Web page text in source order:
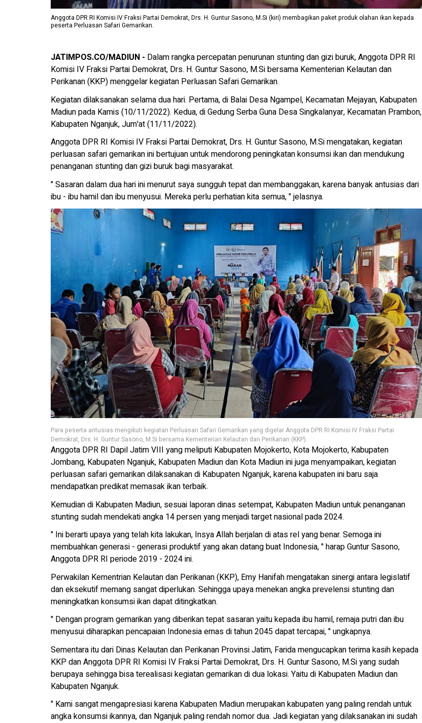
Anggota DPR RI Komisi IV Fraksi Partai Demokrat, Drs. H. Guntur Sasono, M.Si (kiri) membagikan paket produk olahan ikan kepada
peserta Perluasan Safari Gemarikan.
JATIMPOS.CO/MADIUN - Dalam rangka percepatan penurunan stunting dan gizi buruk, Anggota DPR RI
Komisi IV Fraksi Partai Demokrat, Drs. H. Guntur Sasono, M.Si bersama Kementerian Kelautan dan
Perikanan (KKP) menggelar kegiatan Perluasan Safari Gemarikan.
Kegiatan dilaksanakan selama dua hari. Pertama, di Balai Desa Ngampel, Kecamatan Mejayan, Kabupaten
Madiun pada Kamis (10/11/2022). Kedua, di Gedung Serba Guna Desa Singkalanyar, Kecamatan Prambon,
Kabupaten Nganjuk, Jum'at (11/11/2022).
Anggota DPR RI Komisi IV Fraksi Partai Demokrat, Drs. H. Guntur Sasono, M.Si mengatakan, kegiatan
perluasan safari gemarikan ini bertujuan untuk mendorong peningkatan konsumsi ikan dan mendukung
penanganan stunting dan gizi buruk bagi masyarakat.
" Sasaran dalam dua hari ini menurut saya sungguh tepat dan membanggakan, karena banyak antusias dari
ibu - ibu hamil dan ibu menyusui. Mereka perlu perhatian kita semua, " jelasnya.
Para peserta antusias mengikuti kegiatan Perluasan Safari Gemarikan yang digelar Anggota DPR RI Komisi IV Fraksi Partai
Demokrat, Drs. H. Guntur Sasono, M.Si bersama Kementerian Kelautan dan Perikanan (KKP).
Anggota DPR RI Dapil Jatim VIII yang meliputi Kabupaten Mojokerto, Kota Mojokerto, Kabupaten
Jombang, Kabupaten Nganjuk, Kabupaten Madiun dan Kota Madiun ini juga menyampaikan, kegiatan
perluasan safari gemarikan dilaksanakan di Kabupaten Nganjuk, karena kabupaten ini baru saja
mendapatkan predikat memasak ikan terbaik.
Kemudian di Kabupaten Madiun, sesuai laporan dinas setempat, Kabupaten Madiun untuk penanganan
stunting sudah mendekati angka 14 persen yang menjadi target nasional pada 2024.
" Ini berarti upaya yang telah kita lakukan, Insya Allah berjalan di atas rel yang benar. Semoga ini
membuahkan generasi - generasi produktif yang akan datang buat Indonesia, " harap Guntur Sasono,
Anggota DPR RI periode 2019 - 2024 ini.
Perwakilan Kementrian Kelautan dan Perikanan (KKP), Emy Hanifah mengatakan sinergi antara legislatif
dan eksekutif memang sangat diperlukan. Sehingga upaya menekan angka prevelensi stunting dan
meningkatkan konsumsi ikan dapat ditingkatkan.
" Dengan program gemarikan yang diberikan tepat sasaran yaitu kepada ibu hamil, remaja putri dan ibu
menyusui diharapkan pencapaian Indonesia emas di tahun 2045 dapat tercapai, " ungkapnya.
Sementara itu dari Dinas Kelautan dan Perikanan Provinsi Jatim, Farida mengucapkan terima kasih kepada
KKP dan Anggota DPR RI Komisi IV Fraksi Partai Demokrat, Drs. H. Guntur Sasono, M.Si yang sudah
berupaya sehingga bisa terealisasi kegiatan gemarikan di dua lokasi. Yaitu di Kabupaten Madiun dan
Kabupaten Nganjuk.
" Kami sangat mengapresiasi karena Kabupaten Madiun merupakan kabupaten yang paling rendah untuk
angka konsumsi ikannya, dan Nganjuk paling rendah nomor dua. Jadi kegiatan yang dilaksanakan ini sudah